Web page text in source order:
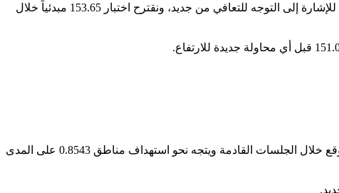
كسر سعر الدولار مقابل الين مستوى 152.75 بشكل واضح وتراجع ليصل إلى مناطق 151.75، مع ملاحظة أن السعر يبدأ اليوم بميل صاعد للإشارة إلى التوجه للتعافي من جديد، ونقترح اختبار 153.65 مبدئياً خلال
تداول سعر الدولار مقابل الفرنك السويسري يوم أمس بشكل سلبي ليكسر مستوى 0.8645 ويستقر دونه، ليقع تحت الضغط السلبي المتوقع خلال الجلسات القادمة ويتجه نحو استهداف مناطق 0.8543 على المدى